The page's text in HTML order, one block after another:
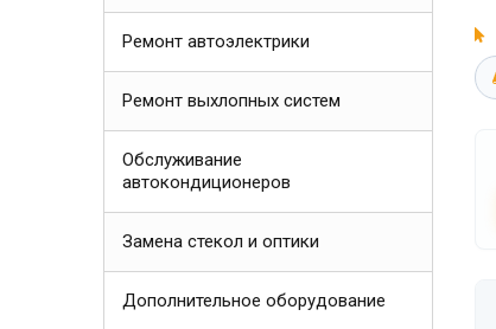
Ремонт автоэлектрики
Ремонт выхлопных систем
Обслуживание
автокондиционеров
Замена стекол и оптики
Дополнительное оборудование